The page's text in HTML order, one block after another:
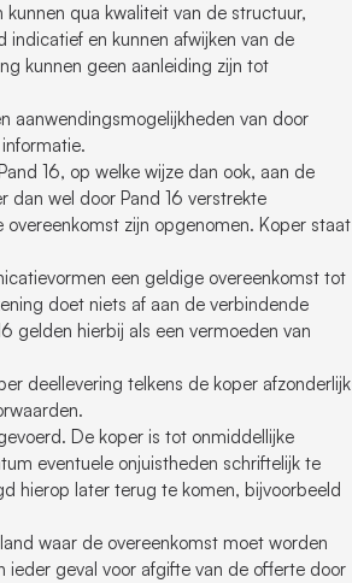
qua kwaliteit van de structuur,
indicatief en kunnen afwijken van de
kunnen geen aanleiding zijn tot
aanwendingsmogelijkheden van door
16, op welke wijze dan ook, aan de
dan wel door Pand 16 verstrekte
zijn opgenomen. Koper staat
een geldige overeenkomst tot
doet niets af aan de verbindende
gelden hierbij als een vermoeden van
deellevering telkens de koper afzonderlijk
De koper is tot onmiddellijke
eventuele onjuistheden schriftelijk te
hierop later terug te komen, bijvoorbeeld
waar de overeenkomst moet worden
geval voor afgifte van de offerte door